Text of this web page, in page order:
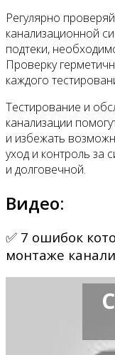
Регулярно
канализационной
подтеки,
Проверку
каждого
Тестирование и
канализации
и избежать
уход и контроль за
и долговечной.
Видео:
✅ 7 ошибок
монтаже